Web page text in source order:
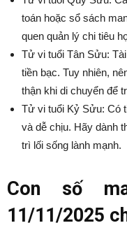
toán hoặc sổ sách
quen quản lý chi tiêu
Tử vi tuổi Tân Sửu:
tiền bạc. Tuy nhiên,
thận khi di chuyển để
Tử vi tuổi Kỷ Sửu: Có
và dễ chịu. Hãy dành
trì lối sống lành mạnh.
Con số
11/11/2025